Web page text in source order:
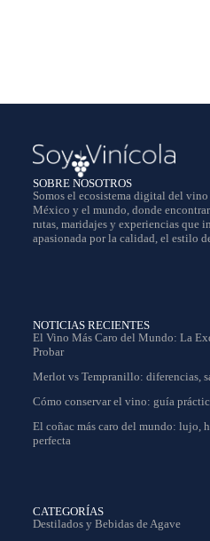
SOBRE NOSOTROS
Somos el ecosistema digital del
México y el mundo, donde
rutas, maridajes y experiencias que
apasionada por la calidad, el estilo
NOTICIAS RECIENTES
El Vino Más Caro del Mundo: La
Probar
Merlot vs Tempranillo: diferencias,
Cómo conservar el vino: guía
El coñac más caro del mundo: lujo,
perfecta
CATEGORÍAS
Destilados y Bebidas de Agave